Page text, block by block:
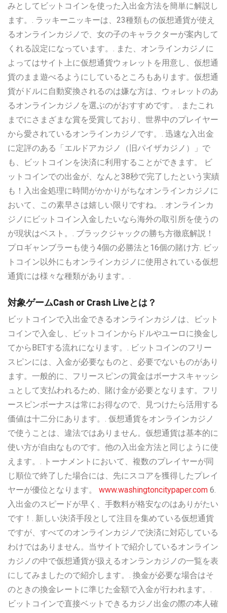
みとしてビットコインを使った入出金方法を簡単に解説し
ます。. ラッキーニッキーは、23種類もの仮想通貨が使え
るオンラインカジノで、女の子のキャラクターが案内して
くれる設定になっています。. また、オンラインカジノに
よってはサイト上に仮想通貨ウォレットを用意し、仮想通
貨のまま遊べるようにしているところもあります。仮想通
貨がドルに自動変換されるのは嫌な方は、ウォレットのあ
るオンラインカジノを選ぶのがおすすめです。. またこれ
までにさまざまな賞を受賞しており、世界中のプレイヤー
から愛されているオンラインカジノです。. 迅速な入出金
に定評のある「エルドアカジノ（旧パイザカジノ）」で
も、ビットコインを決済に利用することができます。 ビ
ットコインでの出金が、なんと38秒で完了したという実績
も！入出金処理に時間がかかりがちなオンラインカジノに
おいて、この素早さは嬉しい限りですね。. オンラインカ
ジノにビットコイン入金したいなら海外の取引所を使うの
が現状はベスト。. ブラックジャックの勝ち方徹底解説！
プロギャンブラーも使う4個の必勝法と16個の賭け方. ビッ
トコイン以外にもオンラインカジノに使用されている仮想
通貨には様々な種類があります。.
対象ゲームCash or Crash Liveとは？
ビットコインで入出金できるオンラインカジノは、ビット
コインで入金し、ビットコインからドルやユーロに換金し
てからBETする流れになります。. ビットコインのフリー
スピンには、入金が必要なものと、必要でないものがあり
ます。一般的に、フリースピンの賞金はボーナスキャッシ
ュとして支払われるため、賭け金が必要となります。フリ
ースピンボーナスは常にお得なので、見つけたら活用する
価値は十二分にあります。. 仮想通貨をオンラインカジノ
で使うことは、違法ではありません。仮想通貨は基本的に
使い方が自由なものです。他の入出金方法と同じように使
えます。. トーナメントにおいて、複数のプレイヤーが同
じ順位で終了した場合には、先にスコアを獲得したプレイ
ヤーが優位となります。 www.washingtoncitypaper.com 6.
入出金のスピードが早く、手数料が格安なのはありがたい
です！. 新しい決済手段として注目を集めている仮想通貨
ですが、すべてのオンラインカジノで決済に対応している
わけではありません。当サイトで紹介しているオンライン
カジノの中で仮想通貨が扱えるオンランカジノの一覧を表
にしてみましたので紹介します。. 換金が必要な場合はそ
のときの換金レートに準じた金額で入金が行われます。.
ビットコインで直接ベットできるカジノ出金の際の本人確